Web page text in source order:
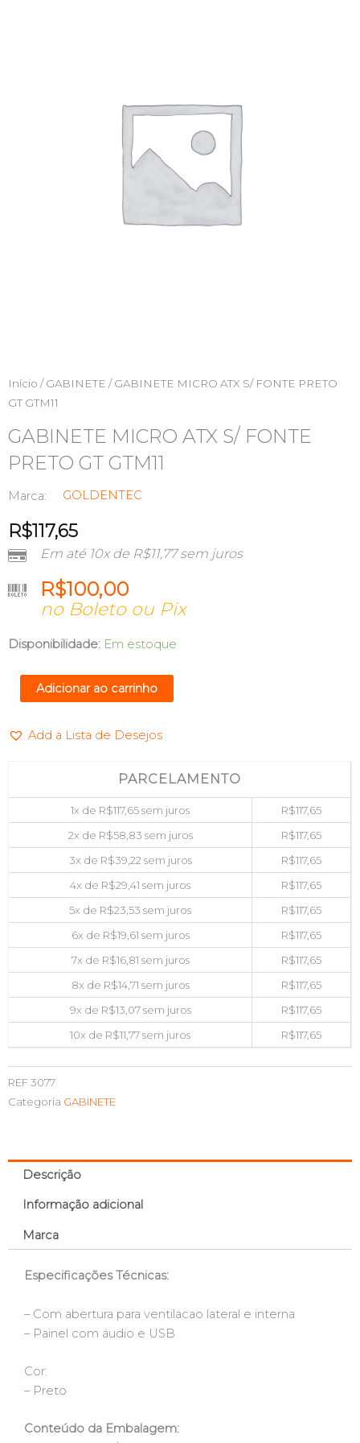
Início /GABINETE / GABINETE MICRO ATX S/ FONTE PRETO
GT GTM11
GABINETE MICRO ATX S/ FONTE
PRETO GT GTM11
Marca: GOLDENTEC
R$117,65
Em até 10x de R$11,77sem juros
R$100,00
no Boleto ou Pix
Disponibilidade: Em estoque
GABINETE
PRETO
quantidade
Adicionar ao carrinho
Add a Lista de Desejos
PARCELAMENTO
1x de R$117,65sem juros R$117,65
2x de R$58,83 sem juros R$117,65
3x de R$39,22sem juros R$117,65
4x de R$29,41 sem juros R$117,65
5x de R$23,53 sem juros R$117,65
6x de R$19,61 sem juros R$117,65
7x de R$16,81 sem juros R$117,65
8x de R$14,71 sem juros R$117,65
9x de R$13,07sem juros R$117,65
10x de R$11,77sem juros R$117,65
REF3077
Categoria GABINETE
Descrição
Informação adicional
Marca
Especificações Técnicas:
– Com abertura para ventilacao lateral e interna
– Painel com áudio e USB
Cor:
– Preto
Conteúdo da Embalagem: